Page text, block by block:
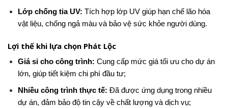
Lớp chống tia UV: Tích hợp lớp UV giúp hạn chế lão hóa
vật liệu, chống ngả màu và bảo vệ sức khỏe người dùng.
Lợi thế khi lựa chọn Phát Lộc
Giá sỉ cho công trình: Cung cấp mức giá tối ưu cho dự án
lớn, giúp tiết kiệm chi phí đầu tư;
Nhiều công trình thực tế: Đã được ứng dụng trong nhiều
dự án, đảm bảo độ tin cậy về chất lượng và dịch vụ;